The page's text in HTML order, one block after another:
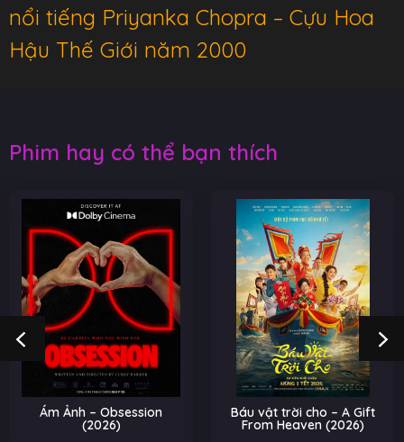
nổi tiếng Priyanka Chopra – Cựu Hoa
Hậu Thế Giới năm 2000
Phim hay có thể bạn thích
Ám Ảnh – Obsession
(2026)
Báu vật trời cho – A Gift
From Heaven (2026)